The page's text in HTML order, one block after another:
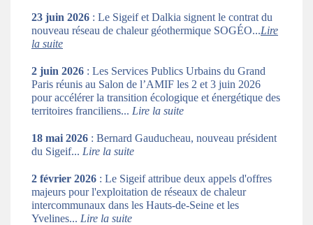
23 juin 2026 : Le Sigeif et Dalkia signent le contrat du
nouveau réseau de chaleur géothermique SOGÉO...Lire
la suite
2 juin 2026 : Les Services Publics Urbains du Grand
Paris réunis au Salon de l’AMIF les 2 et 3 juin 2026
pour accélérer la transition écologique et énergétique des
territoires franciliens... Lire la suite
18 mai 2026 : Bernard Gauducheau, nouveau président
du Sigeif... Lire la suite
2 février 2026 : Le Sigeif attribue deux appels d'offres
majeurs pour l'exploitation de réseaux de chaleur
intercommunaux dans les Hauts-de-Seine et les
Yvelines... Lire la suite